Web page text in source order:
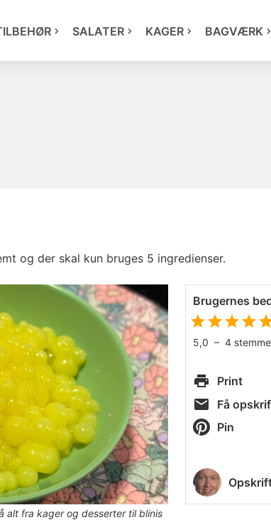
SALATER KAGER BAGVÆRK
og der skal kun bruges 5 ingredienser.
alt fra kager og desserter til blinis
Brugernes
5,0 – 4
Print
Få
Pin